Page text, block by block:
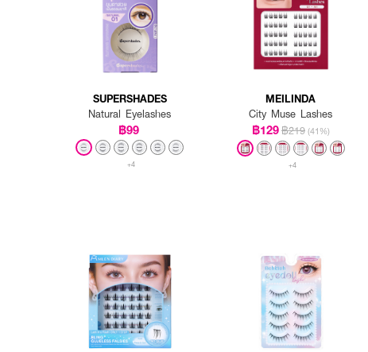
SUPERSHADES
Natural Eyelashes
฿99
+4
MEILINDA
City Muse Lashes
฿129฿219 (41%)
+4